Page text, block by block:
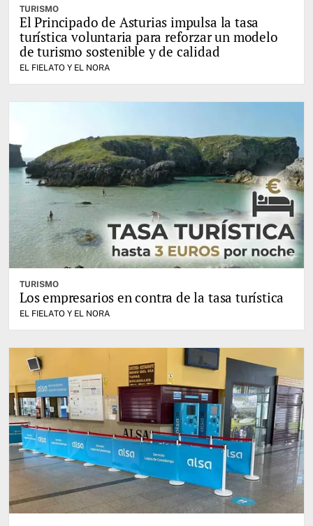
TURISMO
El Principado de Asturias impulsa la tasa
turística voluntaria para reforzar un modelo
de turismo sostenible y de calidad
EL FIELATO Y EL NORA
TURISMO
Los empresarios en contra de la tasa turística
EL FIELATO Y EL NORA